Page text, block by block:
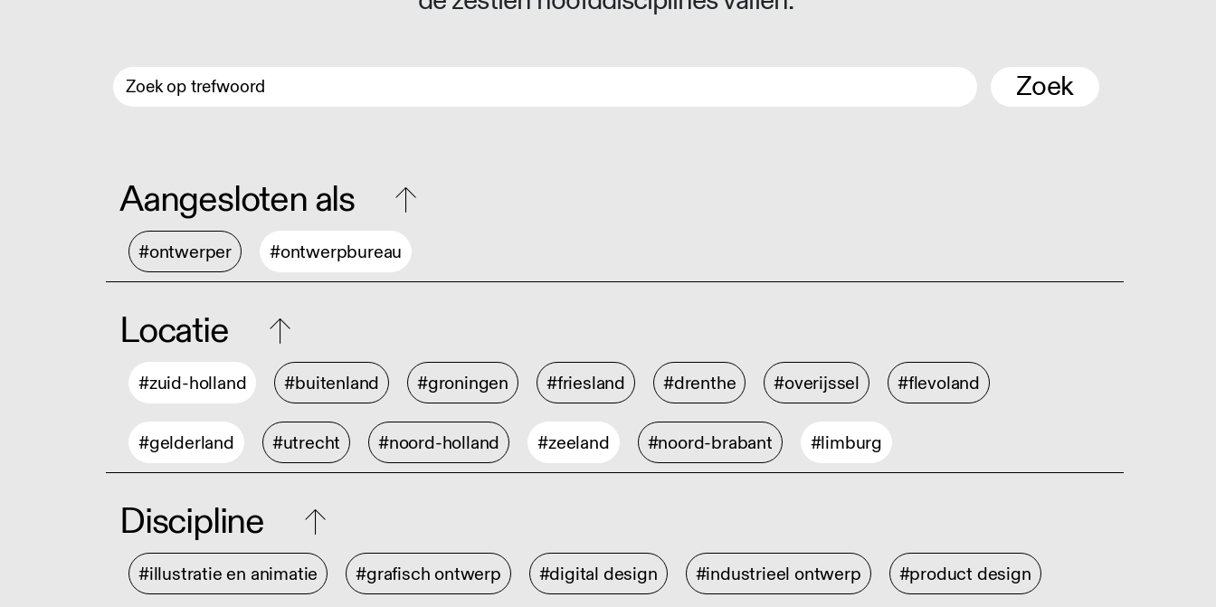
Zoek
Aangesloten als
#ontwerper #ontwerpbureau
Locatie
#zuid-holland #buitenland #groningen #friesland #drenthe #overijssel #flevoland
#gelderland #utrecht #noord-holland #zeeland #noord-brabant #limburg
Discipline
#illustratie en animatie #grafisch ontwerp #digital design #industrieel ontwerp #product design